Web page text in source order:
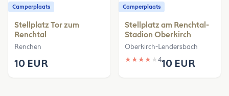
Camperplaats
Stellplatz Tor zum
Renchtal
Renchen
10 EUR
Camperplaats
Stellplatz am Renchtal-
Stadion Oberkirch
Oberkirch-Lendersbach
★ ★ ★ ★ ★ 410 EUR